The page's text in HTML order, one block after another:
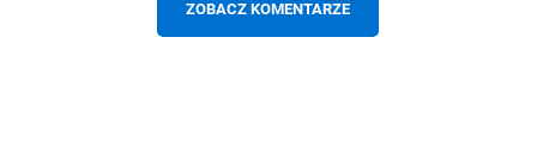
ZOBACZ KOMENTARZE